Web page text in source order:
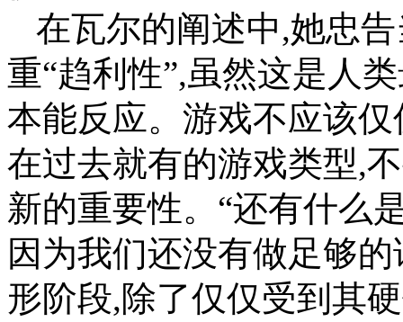
在瓦尔的阐述中,她忠
重“趋利性”,虽然这是人
本能反应。游戏不应该
在过去就有的游戏类型,
新的重要性。“还有什么
因为我们还没有做足够
形阶段,除了仅仅受到其